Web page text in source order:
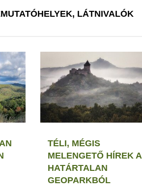
LÁTNIVALÓK
TÉLI, MÉGIS
MELENGETŐ HÍREK A
HATÁRTALAN
GEOPARKBÓL